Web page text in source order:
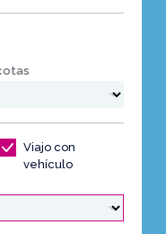
Viajo con
vehículo